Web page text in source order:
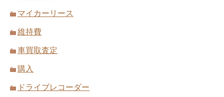
マイカーリース
維持費
車買取査定
購入
ドライブレコーダー